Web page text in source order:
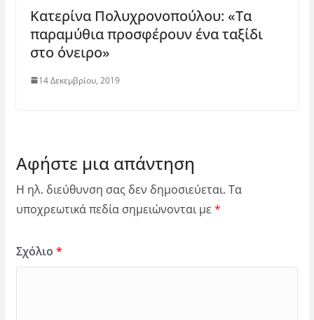
Κατερίνα Πολυχρονοπούλου: «Τα
παραμύθια προσφέρουν ένα ταξίδι
στο όνειρο»
14 Δεκεμβρίου, 2019
Αφήστε μια απάντηση
Η ηλ. διεύθυνση σας δεν δημοσιεύεται. Τα
υποχρεωτικά πεδία σημειώνονται με *
Σχόλιο *